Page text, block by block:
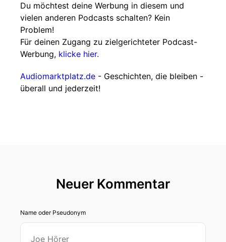
Du möchtest deine Werbung in diesem und
vielen anderen Podcasts schalten? Kein
Problem!
Für deinen Zugang zu zielgerichteter Podcast-
Werbung, klicke hier.
Audiomarktplatz.de - Geschichten, die bleiben -
überall und jederzeit!
Neuer Kommentar
Name oder Pseudonym